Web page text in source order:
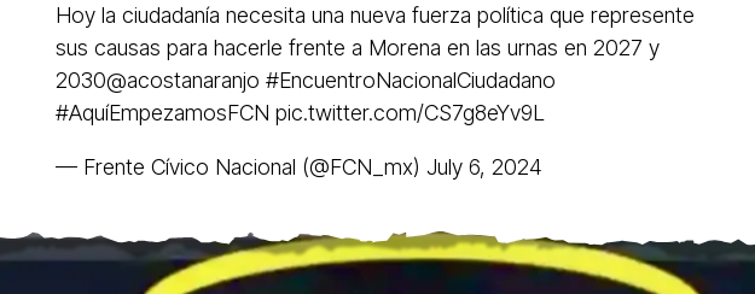
Hoy la ciudadanía necesita una nueva fuerza política que represente
sus causas para hacerle frente a Morena en las urnas en 2027 y
2030@acostanaranjo #EncuentroNacionalCiudadano
#AquíEmpezamosFCN pic.twitter.com/CS7g8eYv9L
— Frente Cívico Nacional (@FCN_mx) July 6, 2024